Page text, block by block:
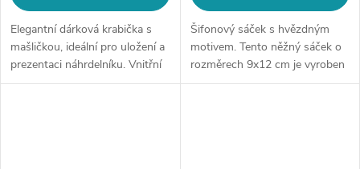
Elegantní dárková krabička s
mašličkou, ideální pro uložení a
prezentaci náhrdelníku. Vnitřní
háček a úchytka pro natažení
Šifonový sáček s hvězdným
motivem. Tento něžný sáček o
rozměrech 9x12 cm je vyroben
z kvalitního šifonu ve fialové